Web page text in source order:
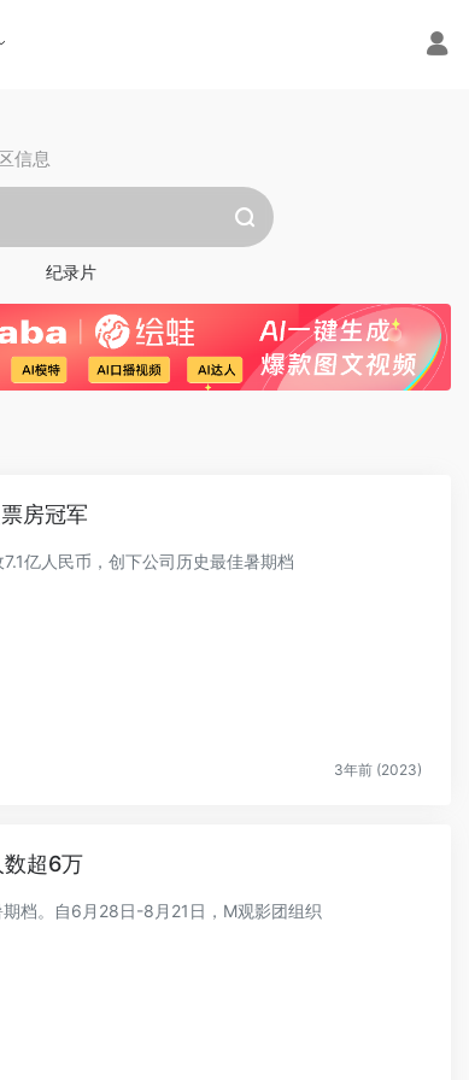
信息
纪录片
房冠军
亿人民币，创下公司历史最佳暑期档
3年前 (2023)
超6万
档。自6月28日-8月21日，M观影团组织